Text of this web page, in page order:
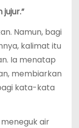
Namun, bagi
kalimat itu
Ia menatap
membiarkan
kata-kata
air